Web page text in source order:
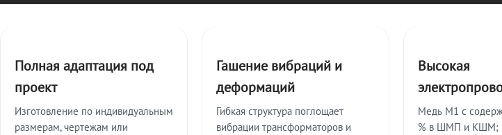
Полная адаптация под
проект
Изготовление по индивидуальным
размерам, чертежам или
Гашение вибраций и
деформаций
Гибкая структура поглощает
вибрации трансформаторов и
Высокая
Медь М1 с
% в ШМП и КШМ;